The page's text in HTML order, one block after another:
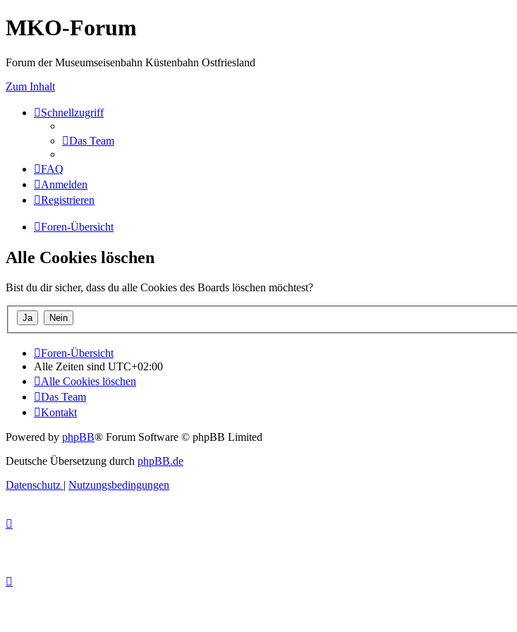
MKO-Forum
Forum der Museumseisenbahn Küstenbahn Ostfriesland
Zum Inhalt
Schnellzugriff
Das Team
FAQ
Anmelden
Registrieren
Foren-Übersicht
Alle Cookies löschen
Bist du dir sicher, dass du alle Cookies des Boards löschen möchtest?
Foren-Übersicht
Alle Zeiten sind UTC+02:00
Alle Cookies löschen
Das Team
Kontakt
Powered by phpBB® Forum Software © phpBB Limited
Deutsche Übersetzung durch phpBB.de
Datenschutz | Nutzungsbedingungen